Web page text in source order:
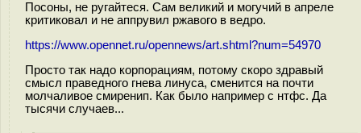
Посоны, не ругайтеся. Сам великий и могучий в апреле
критиковал и не аппрувил ржавого в ведро.
https://www.opennet.ru/opennews/art.shtml?num=54970
Просто так надо корпорациям, потому скоро здравый
смысл праведного гнева линуса, сменится на почти
молчаливое смиренип. Как было например с нтфс. Да
тысячи случаев...